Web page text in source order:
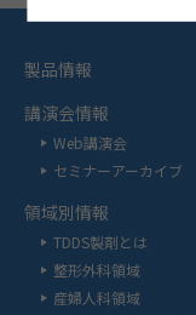
製品情報
講演会情報
Web講演会
セミナーアーカイブ
領域別情報
TDDS製剤とは
整形外科領域
産婦人科領域